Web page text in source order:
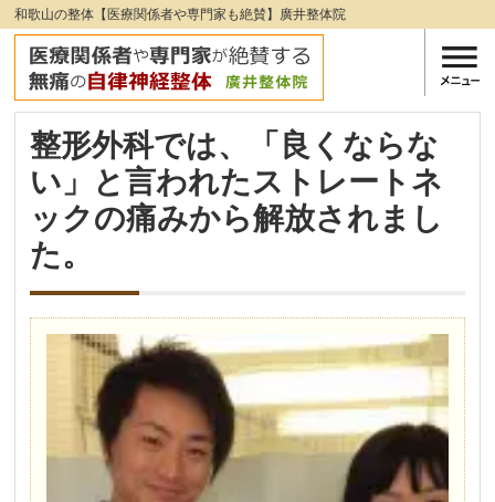
和歌山の整体【医療関係者や専門家も絶賛】廣井整体院
整形外科では、「良くならな
い」と言われたストレートネ
ックの痛みから解放されまし
た。